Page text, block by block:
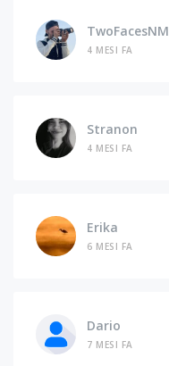
TwoFacesNM
4 MESI FA
Stranon
4 MESI FA
Erika
6 MESI FA
Dario
7 MESI FA